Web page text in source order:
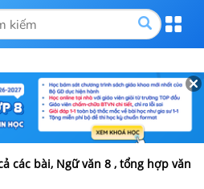
các bài, Ngữ văn 8 , tổng hợp văn